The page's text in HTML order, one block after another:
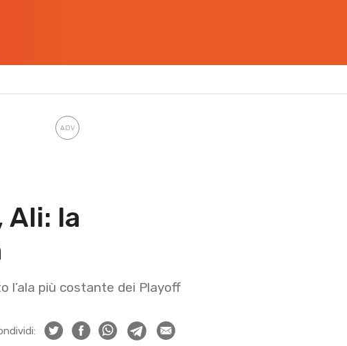
Ali: la
l’ala più costante dei Playoff